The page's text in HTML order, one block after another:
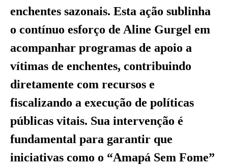
enchentes sazonais. Esta ação sublinha
o contínuo esforço de Aline Gurgel em
acompanhar programas de apoio a
vítimas de enchentes, contribuindo
diretamente com recursos e
fiscalizando a execução de políticas
públicas vitais. Sua intervenção é
fundamental para garantir que
iniciativas como o “Amapá Sem Fome”